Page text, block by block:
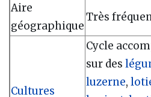
Aire
géographique
Très
Cultures
Cycle
sur des
luzerne,